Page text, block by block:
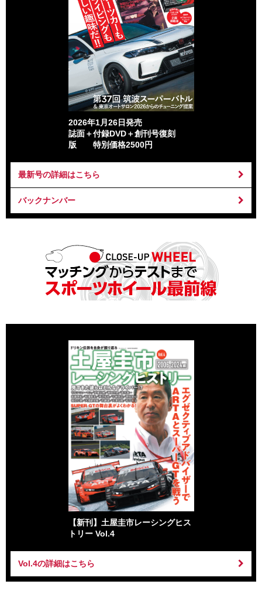
2026年1月26日発売
誌面＋付録DVD＋創刊号復刻
版 特別価格2500円
最新号の詳細はこちら
バックナンバー
【新刊】土屋圭市レーシングヒス
トリー Vol.4
Vol.4の詳細はこちら